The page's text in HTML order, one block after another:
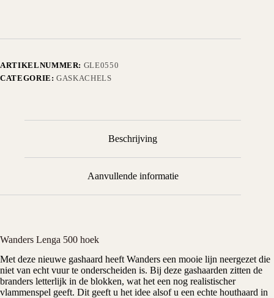
ARTIKELNUMMER: GLE0550
CATEGORIE:GASKACHELS
Beschrijving
Aanvullende informatie
Wanders Lenga 500 hoek
Met deze nieuwe gashaard heeft Wanders een mooie lijn neergezet die
niet van echt vuur te onderscheiden is. Bij deze gashaarden zitten de
branders letterlijk in de blokken, wat het een nog realistischer
vlammenspel geeft. Dit geeft u het idee alsof u een echte houthaard in